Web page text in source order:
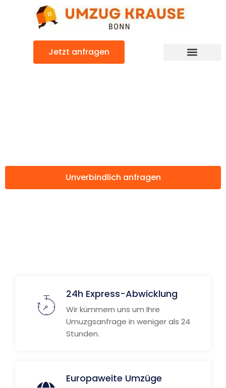
Jetzt anfragen
Unverbindlich anfragen
24h Express-Abwicklung
Wir kümmern uns um Ihre
Umuzgsanfrage in weniger als 24
Stunden.
Europaweite Umzüge